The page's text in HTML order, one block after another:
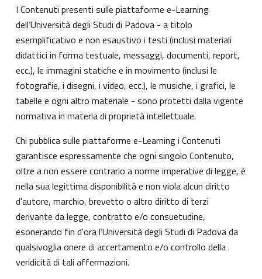
I Contenuti presenti sulle piattaforme e-Learning
dell’Università degli Studi di Padova - a titolo
esemplificativo e non esaustivo i testi (inclusi materiali
didattici in forma testuale, messaggi, documenti, report,
ecc.), le immagini statiche e in movimento (inclusi le
fotografie, i disegni, i video, ecc.), le musiche, i grafici, le
tabelle e ogni altro materiale - sono protetti dalla vigente
normativa in materia di proprietà intellettuale.
Chi pubblica sulle piattaforme e-Learning i Contenuti
garantisce espressamente che ogni singolo Contenuto,
oltre a non essere contrario a norme imperative di legge, è
nella sua legittima disponibilità e non viola alcun diritto
d'autore, marchio, brevetto o altro diritto di terzi
derivante da legge, contratto e/o consuetudine,
esonerando fin d'ora l’Università degli Studi di Padova da
qualsivoglia onere di accertamento e/o controllo della
veridicità di tali affermazioni.